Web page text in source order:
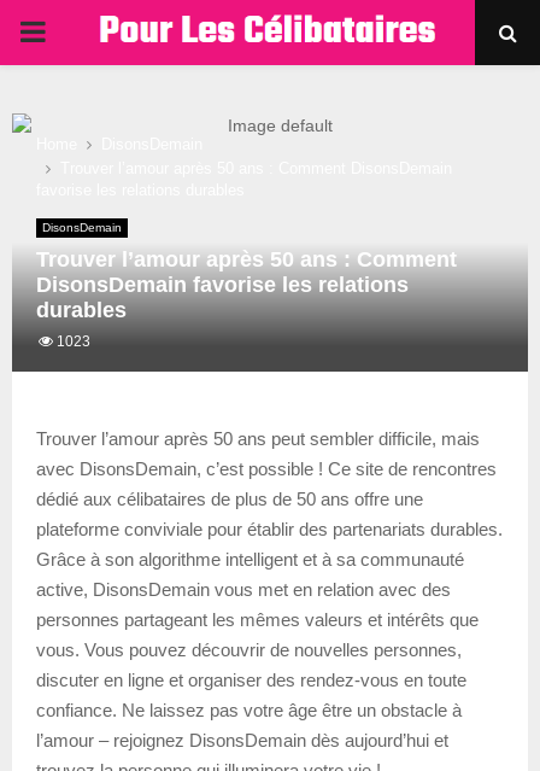
PRIMARY
DisonsDemain
Trouver l’amour après 50 ans : Comment
DisonsDemain favorise les relations
durables
1023
Trouver l’amour après 50 ans peut sembler difficile, mais
avec DisonsDemain, c’est possible ! Ce site de rencontres
dédié aux célibataires de plus de 50 ans offre une
plateforme conviviale pour établir des partenariats durables.
Grâce à son algorithme intelligent et à sa communauté
active, DisonsDemain vous met en relation avec des
personnes partageant les mêmes valeurs et intérêts que
vous. Vous pouvez découvrir de nouvelles personnes,
discuter en ligne et organiser des rendez-vous en toute
confiance. Ne laissez pas votre âge être un obstacle à
l’amour – rejoignez DisonsDemain dès aujourd’hui et